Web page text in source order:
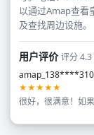
以通过Amap查看
及查找周边设施。
用户评价评分 4.3
★★★★★
很好，很满意！如